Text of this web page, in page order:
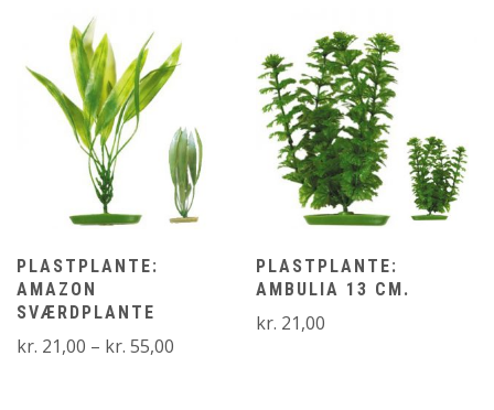
PLASTPLANTE:
AMAZON
SVÆRDPLANTE
kr. 21,00 – kr. 55,00
PLASTPLANTE:
AMBULIA 13 CM.
kr. 21,00